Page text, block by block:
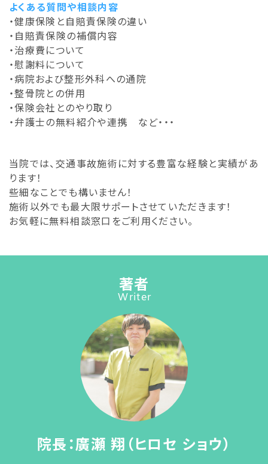
よくある質問や相談内容
・健康保険と自賠責保険の違い
・自賠責保険の補償内容
・治療費について
・慰謝料について
・病院および整形外科への通院
・整骨院との併用
・保険会社とのやり取り
・弁護士の無料紹介や連携 など・・・
当院では、交通事故施術に対する豊富な経験と実績があ
ります！
些細なことでも構いません！
施術以外でも最大限サポートさせていただきます！
お気軽に無料相談窓口をご利用ください。
著者
Writer
院長：廣瀬 翔（ヒロセ ショウ）